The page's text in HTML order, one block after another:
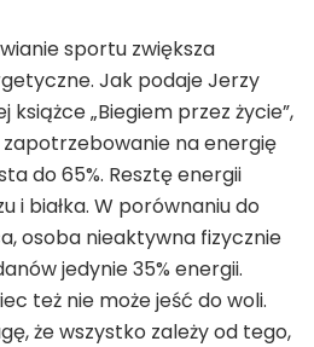
sportu zwiększa
Jak podaje Jerzy
książce „Biegiem przez życie”,
na energię
do 65%. Resztę energii
i białka. W porównaniu do
osoba nieaktywna fizycznie
jedynie 35% energii.
też nie może jeść do woli.
że wszystko zależy od tego,